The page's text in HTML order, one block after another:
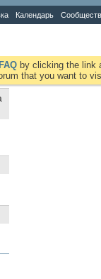
Календарь
FAQ by clicking the link
that you want to